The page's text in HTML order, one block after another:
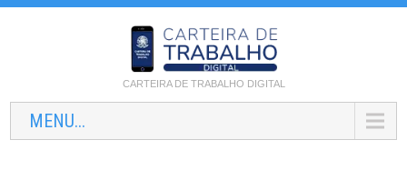
CARTEIRA DE TRABALHO DIGITAL
MENU...